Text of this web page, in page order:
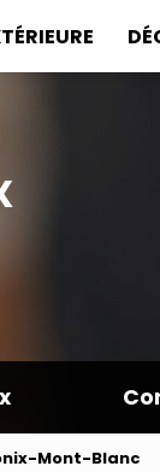
Mont-Blanc